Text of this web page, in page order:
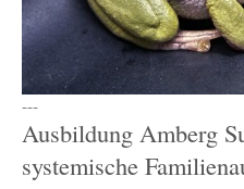
---
Ausbildung Amberg
systemische